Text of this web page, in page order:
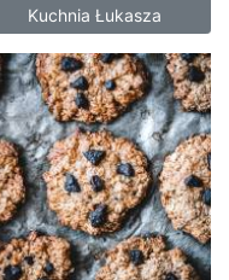
Kuchnia Łukasza